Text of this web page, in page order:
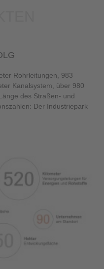
Rohrleitungen, 983
Kanalsystem, über 980
des Straßen- und
Der Industriepark